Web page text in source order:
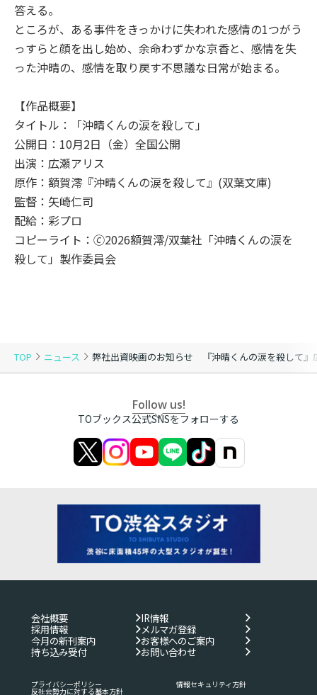
TOP ニュース 弊社出資映画のお知らせ 『沖晴くんの涙を殺して』
答える。
ところが、ある事件をきっかけに失われた感情の1つがう
っすらと顔を出し始め、余命わずかな京香と、感情を失
った沖晴の、感情を取り戻す不思議な日常が始まる。
【作品概要】
タイトル：「沖晴くんの涙を殺して」
公開日：10月2日（金）全国公開
出演：広瀬アリス
原作：額賀澪『沖晴くんの涙を殺して』(双葉文庫)
監督：矢崎仁司
配給：彩プロ
コピーライト：🄫2026額賀澪/双葉社「沖晴くんの涙を
殺して」製作委員会
Follow us!
TOブックス公式SNSをフォローする
会社概要
IR情報
採用情報
メルマガ登録
今月の新刊案内
お客様へのご案内
持ち込み受付
お問い合わせ
プライバシーポリシー 情報セキュリティ方針
反社会勢力に対する基本方針